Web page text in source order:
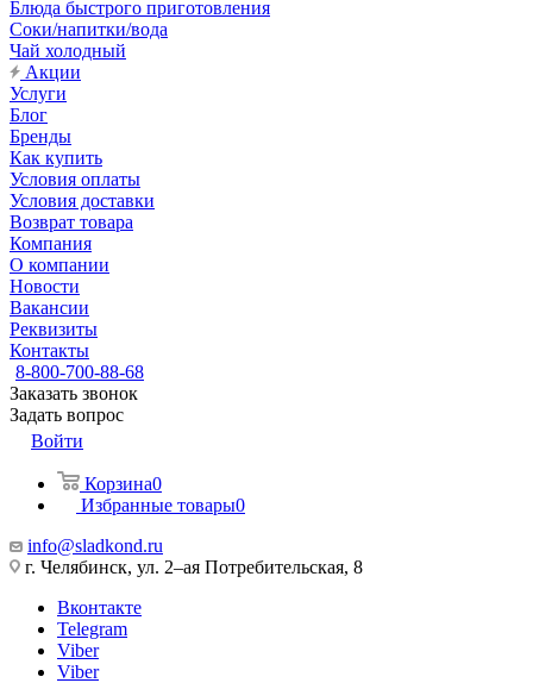
Блюда быстрого приготовления
Соки/напитки/вода
Чай холодный
Акции
Услуги
Блог
Бренды
Как купить
Условия оплаты
Условия доставки
Возврат товара
Компания
О компании
Новости
Вакансии
Реквизиты
Контакты
8-800-700-88-68
Заказать звонок
Задать вопрос
Войти
Корзина0
Избранные товары0
info@sladkond.ru
г. Челябинск, ул. 2–ая Потребительская, 8
Вконтакте
Telegram
Viber
Viber